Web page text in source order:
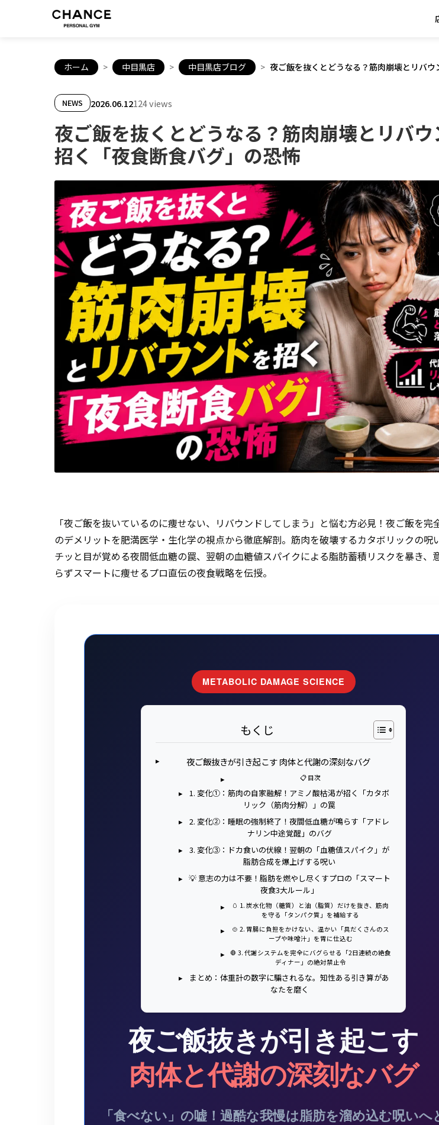
ホーム > 中目黒店 > 中目黒店ブログ > 夜ご飯を抜くとどうなる？筋肉崩壊とリバ
NEWS 2026.06.12124 views
夜ご飯を抜くとどうなる？筋肉崩壊とリバウ
招く「夜食断食バグ」の恐怖
「夜ご飯を抜いているのに痩せない、リバウンドしてしまう」と悩む方必見！夜ご飯を完
のデメリットを肥満医学・生化学の視点から徹底解剖。筋肉を破壊するカタボリックの呪
チッと目が覚める夜間低血糖の罠、翌朝の血糖値スパイクによる脂肪蓄積リスクを暴き、
らずスマートに痩せるプロ直伝の夜食戦略を伝授。
METABOLIC DAMAGE SCIENCE
もくじ
夜ご飯抜きが引き起こす 肉体と代謝の深刻なバグ
📋 目次
1. 変化①：筋肉の自家融解！アミノ酸枯渇が招く「カタボ
リック（筋肉分解）」の罠
2. 変化②：睡眠の強制終了！夜間低血糖が鳴らす「アドレ
ナリン中途覚醒」のバグ
3. 変化③：ドカ食いの伏線！翌朝の「血糖値スパイク」が
脂肪合成を爆上げする呪い
💡 意志の力は不要！脂肪を燃やし尽くすプロの「スマート
夜食3大ルール」
🥚 1. 炭水化物（糖質）と油（脂質）だけを抜き、筋肉
を守る「タンパク質」を補給する
🍲 2. 胃腸に負担をかけない、温かい「具だくさんのス
ープや味噌汁」を胃に仕込む
🛑 3. 代謝システムを完全にバグらせる「2日連続の絶食
ディナー」の絶対禁止令
まとめ：体重計の数字に騙されるな。知性ある引き算があ
なたを磨く
夜ご飯抜きが引き起こす
肉体と代謝の深刻なバグ
「食べない」の嘘！過酷な我慢は脂肪を溜め込む呪いへ